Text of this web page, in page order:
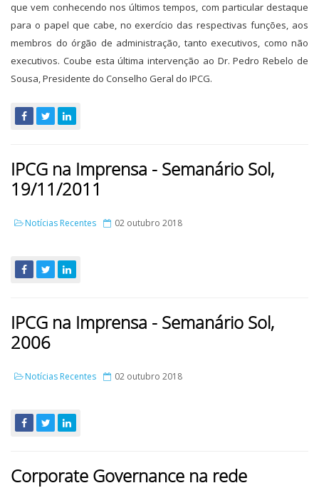
que vem conhecendo nos últimos tempos, com particular destaque
para o papel que cabe, no exercício das respectivas funções, aos
membros do órgão de administração, tanto executivos, como não
executivos. Coube esta última intervenção ao Dr. Pedro Rebelo de
Sousa, Presidente do Conselho Geral do IPCG.
IPCG na Imprensa - Semanário Sol,
19/11/2011
Notícias Recentes 02 outubro 2018
IPCG na Imprensa - Semanário Sol,
2006
Notícias Recentes 02 outubro 2018
Corporate Governance na rede